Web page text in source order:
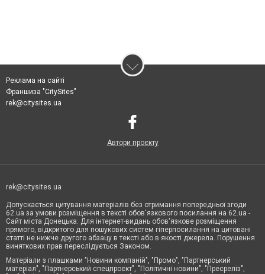
Реклама на сайті
Франшиза "CitySites"
rek@citysites.ua
Автори проєкту
rek@citysites.ua
Допускається цитування матеріалів без отримання попередньої згоди
62.ua за умови розміщення в тексті обов'язкового посилання на 62.ua -
Сайт міста Донецька. Для інтернет-видань обов'язкове розміщення
прямого, відкритого для пошукових систем гіперпосилання на цитовані
статті не нижче другого абзацу в тексті або в якості джерела. Порушення
виняткових прав переслідується Законом.
Матеріали з плашками "Новини компаній", "Промо", "Партнерський
матеріал", "Партнерський спецпроєкт", "Політичні новини", "Пресреліз",